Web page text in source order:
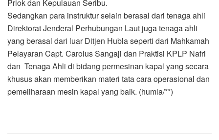
Priok dan Kepulauan Seribu.
Sedangkan para instruktur selain berasal dari tenaga ahli
Direktorat Jenderal Perhubungan Laut juga tenaga ahli
yang berasal dari luar Ditjen Hubla seperti dari Mahkamah
Pelayaran Capt. Carolus Sangaji dan Praktisi KPLP Nafri
dan Tenaga Ahli di bidang permesinan kapal yang secara
khusus akan memberikan materi tata cara operasional dan
pemeliharaan mesin kapal yang baik. (humla/**)